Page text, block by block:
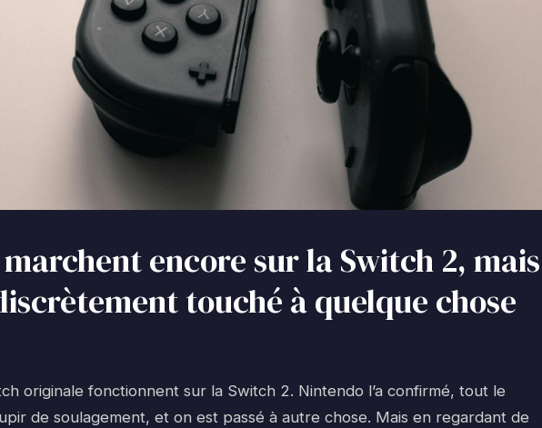
marchent encore sur la Switch 2, mais
touché à quelque chose
originale fonctionnent sur la Switch 2. Nintendo l’a confirmé, tout le
de soulagement, et on est passé à autre chose. Mais en regardant de